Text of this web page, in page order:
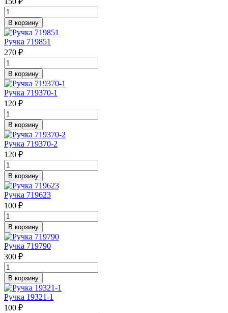
В корзину
Ручка 719851
270 ₽
В корзину
Ручка 719370-1
120 ₽
В корзину
Ручка 719370-2
120 ₽
В корзину
Ручка 719623
100 ₽
В корзину
Ручка 719790
300 ₽
В корзину
Ручка 19321-1
100 ₽